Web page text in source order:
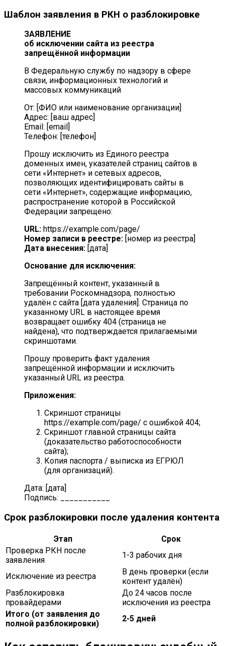
Шаблон заявления в РКН о разблокировке
ЗАЯВЛЕНИЕ
об исключении сайта из реестра
запрещённой информации
В Федеральную службу по надзору в сфере
связи, информационных технологий и
массовых коммуникаций
От: [ФИО или наименование организации]
Адрес: [ваш адрес]
Email: [email]
Телефон: [телефон]
Прошу исключить из Единого реестра
доменных имен, указателей страниц сайтов в
сети «Интернет» и сетевых адресов,
позволяющих идентифицировать сайты в
сети «Интернет», содержащие информацию,
распространение которой в Российской
Федерации запрещено:
URL: https://example.com/page/
Номер записи в реестре: [номер из реестра]
Дата внесения: [дата]
Основание для исключения:
Запрещённый контент, указанный в
требовании Роскомнадзора, полностью
удалён с сайта [дата удаления]. Страница по
указанному URL в настоящее время
возвращает ошибку 404 (страница не
найдена), что подтверждается прилагаемыми
скриншотами.
Прошу проверить факт удаления
запрещённой информации и исключить
указанный URL из реестра.
Приложения:
Скриншот страницы
https://example.com/page/ с ошибкой 404;
Скриншот главной страницы сайта
(доказательство работоспособности
сайта);
Копия паспорта / выписка из ЕГРЮЛ
(для организаций).
Дата: [дата]
Подпись: ___________
Срок разблокировки после удаления контента
Этап
Срок
Проверка РКН после
заявления
1-3 рабочих дня
Исключение из реестра
В день проверки (если
контент удалён)
Разблокировка
провайдерами
До 24 часов после
исключения из реестра
Итого (от заявления до
полной разблокировки)
2-5 дней